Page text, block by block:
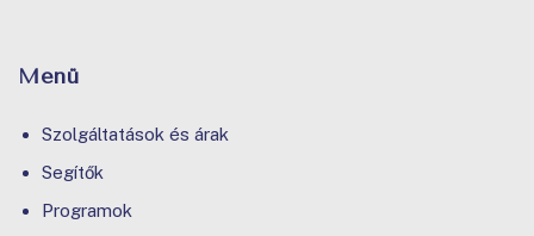
Menü
Szolgáltatások és árak
Segítők
Programok